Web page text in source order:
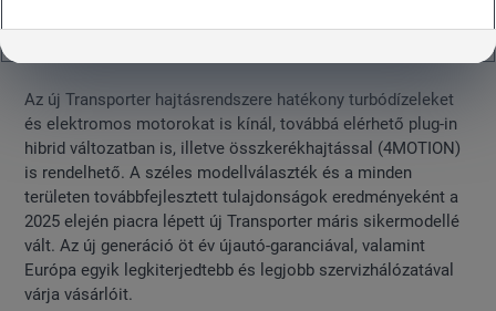
Az új Transporter hajtásrendszere hatékony turbódízeleket
és elektromos motorokat is kínál, továbbá elérhető plug-in
hibrid változatban is, illetve összkerékhajtással (4MOTION)
is rendelhető. A széles modellválaszték és a minden
területen továbbfejlesztett tulajdonságok eredményeként a
2025 elején piacra lépett új Transporter máris sikermodellé
vált. Az új generáció öt év újautó-garanciával, valamint
Európa egyik legkiterjedtebb és legjobb szervizhálózatával
várja vásárlóit.